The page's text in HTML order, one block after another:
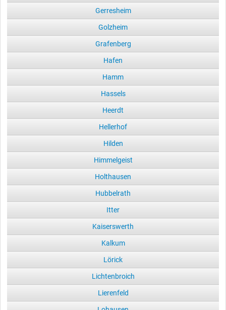
Gerresheim
Golzheim
Grafenberg
Hafen
Hamm
Hassels
Heerdt
Hellerhof
Hilden
Himmelgeist
Holthausen
Hubbelrath
Itter
Kaiserswerth
Kalkum
Lörick
Lichtenbroich
Lierenfeld